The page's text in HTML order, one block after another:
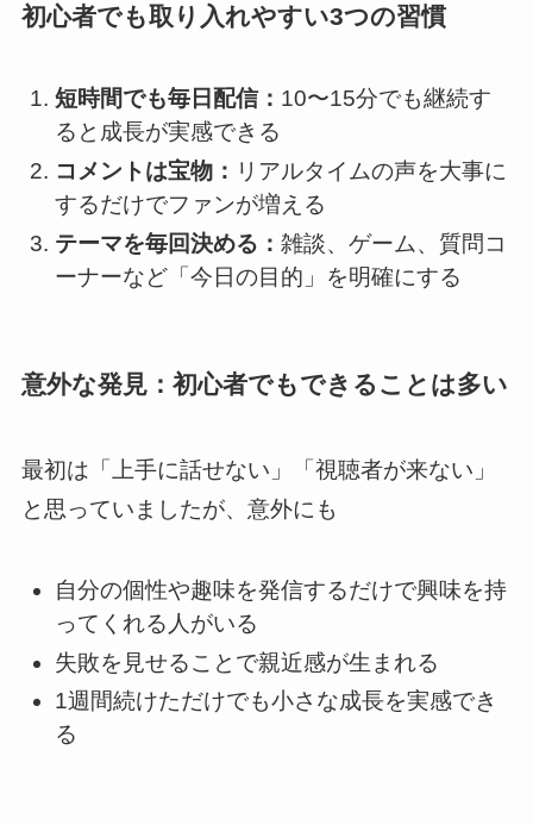
初心者でも取り入れやすい3つの習慣
短時間でも毎日配信： 10〜15分でも継続す
ると成長が実感できる
コメントは宝物： リアルタイムの声を大事に
するだけでファンが増える
テーマを毎回決める：雑談、ゲーム、質問コ
ーナーなど「今日の目的」を明確にする
意外な発見：初心者でもできることは多い
最初は「上手に話せない」「視聴者が来ない」
と思っていましたが、意外にも
自分の個性や趣味を発信するだけで興味を持
ってくれる人がいる
失敗を見せることで親近感が生まれる
1週間続けただけでも小さな成長を実感でき
る